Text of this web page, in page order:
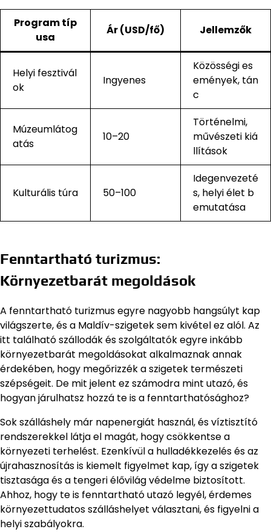
Program típ
usa
Ár (USD/fő) Jellemzők
Helyi fesztivál
ok
Ingyenes
Közösségi es
emények, tán
c
Múzeumlátog
atás
10–20
Történelmi,
művészeti kiá
llítások
Kulturális túra 50–100
Idegenvezeté
s, helyi élet b
emutatása
Fenntartható turizmus:
Környezetbarát megoldások
A fenntartható turizmus egyre nagyobb hangsúlyt kap
világszerte, és a Maldív-szigetek sem kivétel ez alól. Az
itt található szállodák és szolgáltatók egyre inkább
környezetbarát megoldásokat alkalmaznak annak
érdekében, hogy megőrizzék a szigetek természeti
szépségeit. De mit jelent ez számodra mint utazó, és
hogyan járulhatsz hozzá te is a fenntarthatósághoz?
Sok szálláshely már napenergiát használ, és víztisztító
rendszerekkel látja el magát, hogy csökkentse a
környezeti terhelést. Ezenkívül a hulladékkezelés és az
újrahasznosítás is kiemelt figyelmet kap, így a szigetek
tisztasága és a tengeri élővilág védelme biztosított.
Ahhoz, hogy te is fenntartható utazó legyél, érdemes
környezettudatos szálláshelyet választani, és figyelni a
helyi szabályokra.